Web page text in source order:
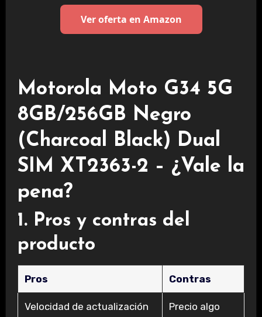
Ver oferta en Amazon
Motorola Moto G34 5G
8GB/256GB Negro
(Charcoal Black) Dual
SIM XT2363-2 – ¿Vale la
pena?
1. Pros y contras del
producto
Pros Contras
Velocidad de actualización
Precio algo